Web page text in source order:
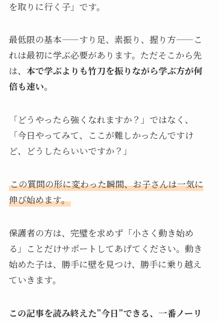
を取りに行く子」です。
最低限の基本——すり足、素振り、握り方——こ
れは最初に学ぶ必要があります。ただそこから先
は、 本で学ぶよりも竹刀を振りながら学ぶ方が何
倍も速い。
「どうやったら強くなれますか？」ではなく、
「今日やってみて、ここが難しかったんですけ
ど、どうしたらいいですか？」
この質問の形に変わった瞬間、お子さんは一気に
伸び始めます。
保護者の方は、完璧を求めず「小さく動き始め
る」ことだけサポートしてあげてください。動き
始めた子は、勝手に壁を見つけ、勝手に乗り越え
ていきます。
この記事を読み終えた”今日”できる、一番ノーリ